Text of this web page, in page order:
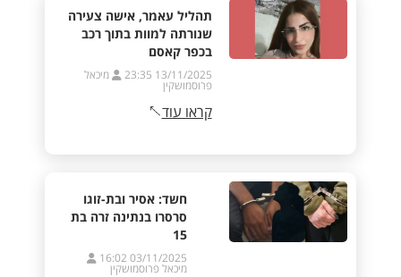
תהליל עאמר, אישה צעירה
שנורתה למוות בתוך רכב
בכפר קאסם
13/11/2025 23:35 מיכאל
פרוסמושקין
קראו עוד
חשד: אסיר ובת-זוגו
סרסרו בנתינה זרה בת
15
03/11/2025 16:02
מיכאל פרוסמושקין